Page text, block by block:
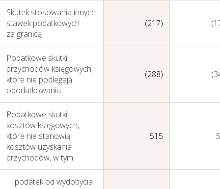
Skutek stosowania innych
stawek podatkowych
za granicą
(217)
Podatkowe skutki
przychodów księgowych,
które nie podlegają
opodatkowaniu
(288)
Podatkowe skutki
kosztów księgowych,
które nie stanowią
kosztów uzyskania
przychodów, w tym:
515
podatek od wydobycia